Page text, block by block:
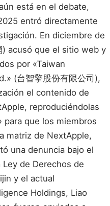
está en el debate,
entró directamente
En diciembre de
) acusó que el sitio web y
por «Taiwan
(台智擎股份有限公司),
el contenido de
reproduciéndolas
para que los miembros
matriz de NextApple,
una denuncia bajo el
Ley de Derechos de
y el actual
Holdings, Liao